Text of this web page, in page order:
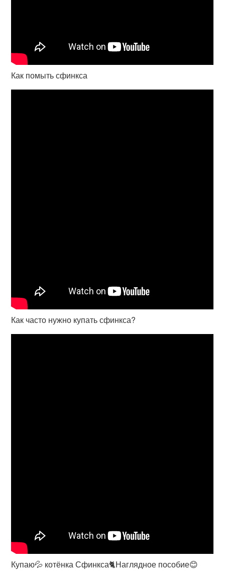
Как помыть сфинкса
Как часто нужно купать сфинкса?
Купаю💦 котёнка Сфинкса🐈Наглядное пособие😊